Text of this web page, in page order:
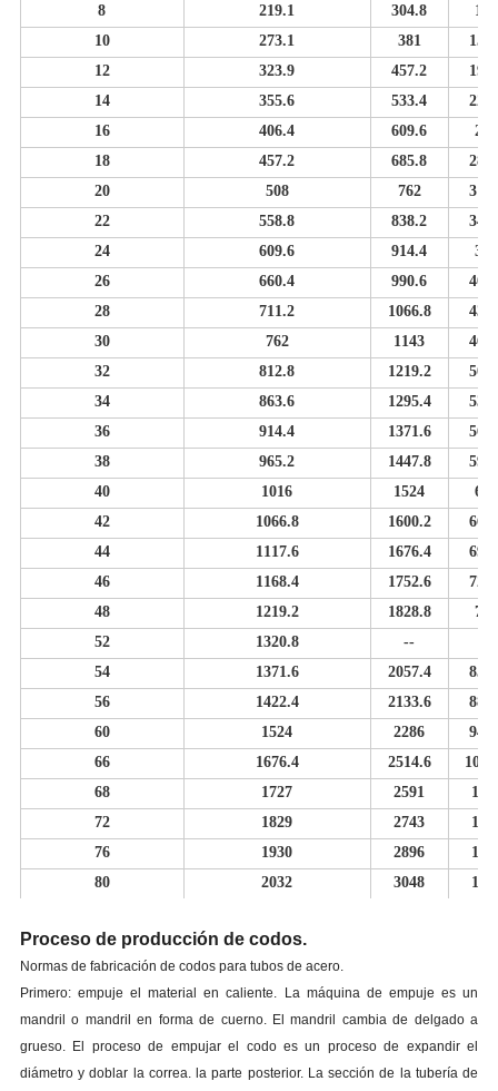
8 219.1 304.8
127
10
273.1 381
12
323.9 457.2
14
355.6 533.4
16
406.4 609.6
254
18
457.2 685.8
20
508 762
22
558.8 838.2
24
609.6 914.4
381
26
660.4 990.6
28
711.2 1066.8
30
762 1143
32
812.8 1219.2
34
863.6 1295.4
36
914.4 1371.6
38
965.2 1447.8
40
1016 1524
632
42
1066.8 1600.2
44
1117.6 1676.4
46
1168.4 1752.6
48
1219.2 1828.8
759
52
1320.8 --
54
1371.6 2057.4
56
1422.4 2133.6
60
1524 2286
66
1676.4 2514.6
68
1727 2591
72
1829 2743
76
1930 2896
80
2032 3048
Proceso de producción de codos.
Normas de fabricación de codos para tubos de acero.
Primero: empuje el material en caliente. La máquina de empuje es un
mandril o mandril en forma de cuerno. El mandril cambia de delgado a
grueso. El proceso de empujar el codo es un proceso de expandir el
diámetro y doblar la correa. la parte posterior. La sección de la tubería de